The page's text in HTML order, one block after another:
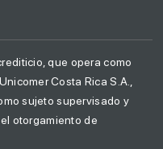
que opera como
Costa Rica S.A.,
sujeto supervisado y
otorgamiento de